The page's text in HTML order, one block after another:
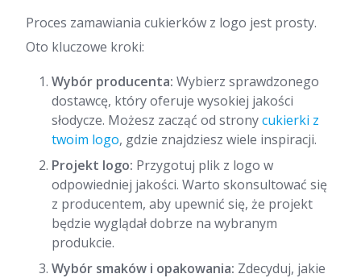
Proces zamawiania cukierków z logo jest prosty.
Oto kluczowe kroki:
Wybór producenta: Wybierz sprawdzonego
dostawcę, który oferuje wysokiej jakości
słodycze. Możesz zacząć od stronycukierki z
twoim logo, gdzie znajdziesz wiele inspiracji.
Projekt logo: Przygotuj plik z logo w
odpowiedniej jakości. Warto skonsultować się
z producentem, aby upewnić się, że projekt
będzie wyglądał dobrze na wybranym
produkcie.
Wybór smaków i opakowania: Zdecyduj, jakie